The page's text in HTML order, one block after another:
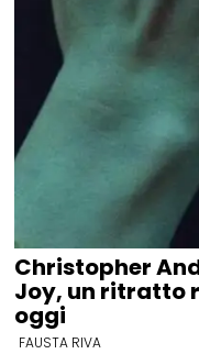
Christopher
Joy, un ritratto
oggi
FAUSTA RIVA